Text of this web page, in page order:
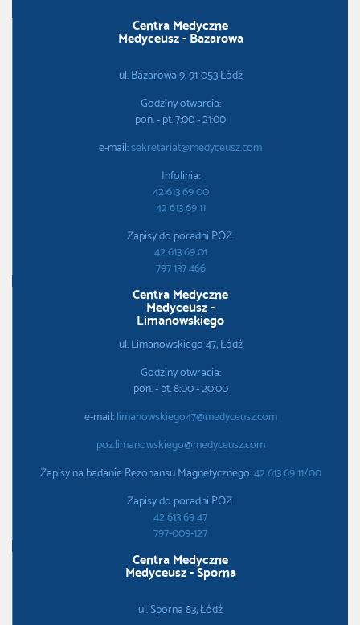
Centra Medyczne
Medyceusz - Bazarowa
ul. Bazarowa 9, 91-053 Łódź
Godziny otwarcia:
pon. - pt. 7:00 - 21:00
e-mail:sekretariat@medyceusz.com
Infolinia:
42 613 69 00
42 613 69 11
Zapisy do poradni POZ:
42 613 69 01
797 137 466
Centra Medyczne
Medyceusz -
Limanowskiego
ul. Limanowskiego 47, Łódź
Godziny otwracia:
pon. - pt. 8:00 - 20:00
e-mail:limanowskiego47@medyceusz.com
poz.limanowskiego@medyceusz.com
Zapisy na badanie Rezonansu Magnetycznego:42 613 69 11/00
Zapisy do poradni POZ:
42 613 69 47
797-009-127
Centra Medyczne
Medyceusz - Sporna
ul. Sporna 83, Łódź